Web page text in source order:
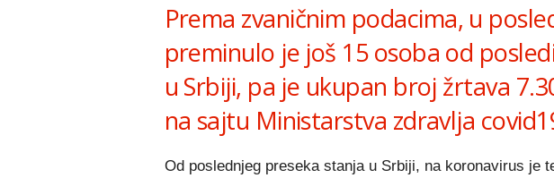
Prema zvaničnim podacima, u
preminulo je još 15 osoba od
u Srbiji, pa je ukupan broj žrtava
na sajtu Ministarstva zdravlja
Od poslednjeg preseka stanja u Srbiji, na koronavirus je